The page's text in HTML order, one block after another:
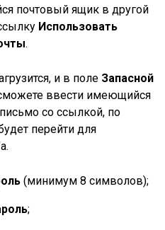
почтовый ящик в другой
Использовать
.
и в поле Запасной
ввести имеющийся
со ссылкой, по
перейти для
(минимум 8 символов);
;